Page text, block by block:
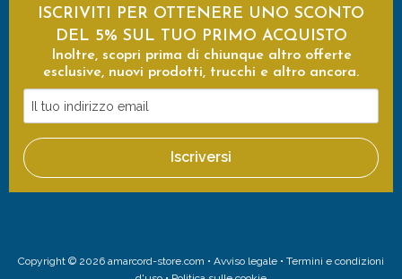
ISCRIVITI PER OTTENERE UNO SCONTO
DEL 5% SUL TUO PRIMO ACQUISTO
Inoltre, scopri prima di chiunque altro offerte
esclusive, nuovi prodotti, trucchi e altro ancora.
tuo
indirizzo
email
Iscriversi
Copyright © 2026 amarcord-store.com • Avviso legale • Termini e condizioni